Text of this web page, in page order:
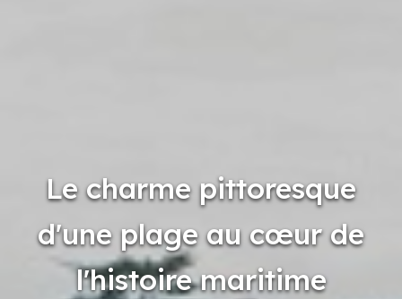
Le charme pittoresque
d'une plage au cœur de
l'histoire maritime